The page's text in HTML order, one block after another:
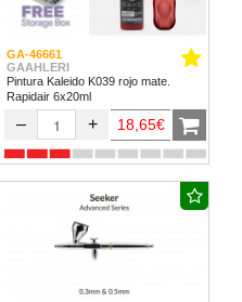
GA-46661
GAAHLERI
Pintura Kaleido K039 rojo mate.
Rapidair 6x20ml
– + 18,65€